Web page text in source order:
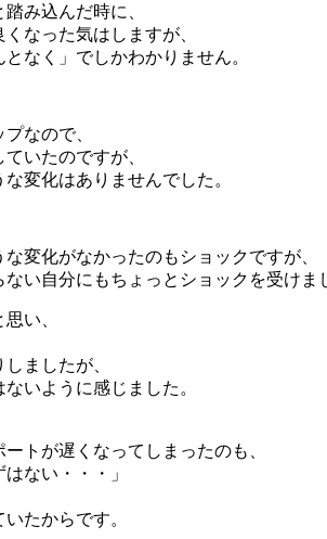
み込んだ時に、
なった気はしますが、
なく」でしかわかりません。
なので、
いたのですが、
変化はありませんでした。
変化がなかったのもショックですが、
ない自分にもちょっとショックを受けま
い、
ましたが、
いように感じました。
トが遅くなってしまったのも、
ない・・・」
たからです。